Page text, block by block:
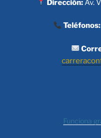
Dirección:Av.
Teléfonos:
Funciona